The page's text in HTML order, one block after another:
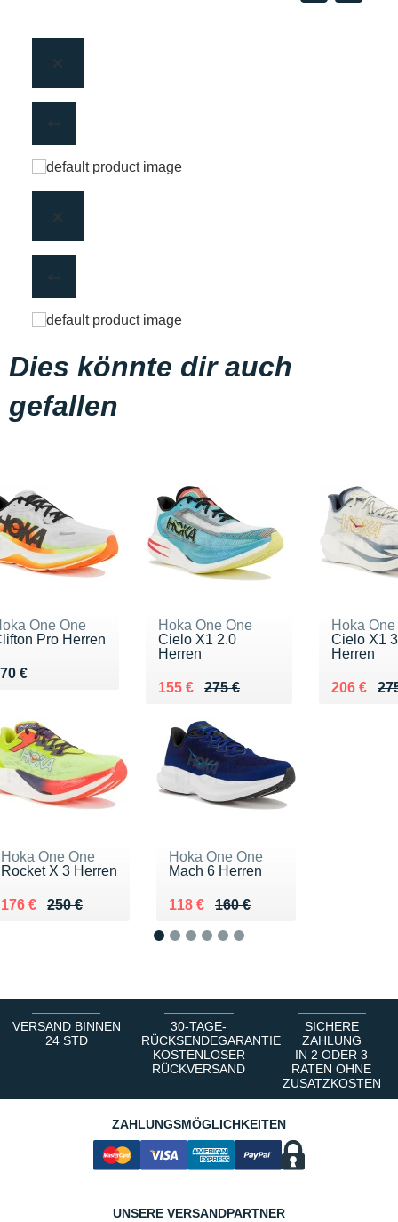
Dies könnte dir auch
gefallen
One One
Pro Herren
€ 170 €
Hoka One One
Cielo X1 2.0
Herren
275 €
Au lieu de 275 €
155 €
Vendu 155 €
Hoka
Cielo X1
Herren
Au lieu
206 €
Vendu
Hoka One One
Rocket X 3 Herren
250 €
Au lieu de 250 €
176 €
Vendu 176 €
Hoka One One
Mach 6 Herren
160 €
Au lieu de 160 €
118 €
Vendu 118 €
VERSAND BINNEN
24 STD
30-TAGE-
RÜCKSENDEGARANTIE
KOSTENLOSER
RÜCKVERSAND
SICHERE
ZAHLUNG
IN 2 ODER 3
RATEN OHNE
ZUSATZKOSTEN
ZAHLUNGSMÖGLICHKEITEN
UNSERE VERSANDPARTNER